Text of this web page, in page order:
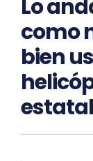
Lo
como
bien
estatal